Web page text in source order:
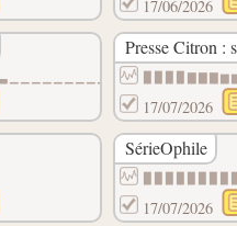
17/06/2026
Presse Citron :
17/07/2026
SérieOphile
17/07/2026